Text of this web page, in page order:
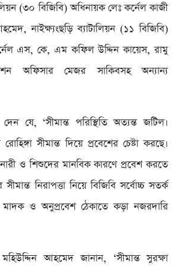
(৩০ বিজিবি) অধিনায়ক লেঃ কর্নেল কাজী
নাইক্ষ্যংছড়ি ব্যাটালিয়ন (১১ বিজিবি)
এস, কে, এম কফিল উদ্দিন কায়েস, রামু
অফিসার মেজর সাকিবসহ অন্যান্য
যে, ‘সীমান্ত পরিস্থিতি অত্যন্ত জটিল।
সীমান্ত দিয়ে প্রবেশের চেষ্টা করছে।
ও শিশুদের মানবিক কারণে প্রবেশ করতে
নিরাপত্তা নিয়ে বিজিবি সর্বোচ্চ সতর্ক
মাদক ও অনুপ্রবেশ ঠেকাতে কড়া নজরদারি
আহমেদ জানান, ‘সীমান্ত সুরক্ষা